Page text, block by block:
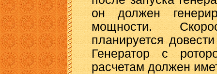
он должен
мощности.
планируется
Генератор с
расчетам должен